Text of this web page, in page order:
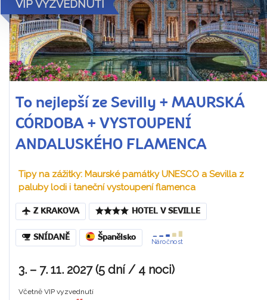
VIP VYZVEDNUTÍ
To nejlepší ze Sevilly + MAURSKÁ
CÓRDOBA + VYSTOUPENÍ
ANDALUSKÉHO FLAMENCA
Tipy na zážitky: Maurské památky UNESCO a Sevilla z
paluby lodi i taneční vystoupení flamenca
Z KRAKOVA HOTEL V SEVILLE
SNÍDANĚ Španělsko
Náročnost
3. – 7. 11. 2027 (5 dní / 4 noci)
Včetně VIP vyzvednutí